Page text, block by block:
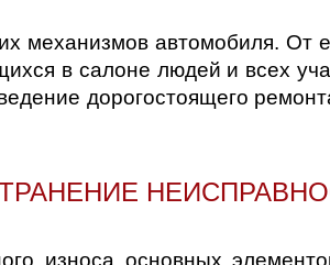
механизмов автомобиля. От
в салоне людей и всех
дорогостоящего
износа основных